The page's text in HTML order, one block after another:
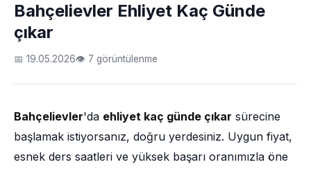
Bahçelievler Ehliyet Kaç Günde
çıkar
📅 19.05.2026👁 7 görüntülenme
Bahçelievler'da ehliyet kaç günde çıkar sürecine
başlamak istiyorsanız, doğru yerdesiniz. Uygun fiyat,
esnek ders saatleri ve yüksek başarı oranımızla öne